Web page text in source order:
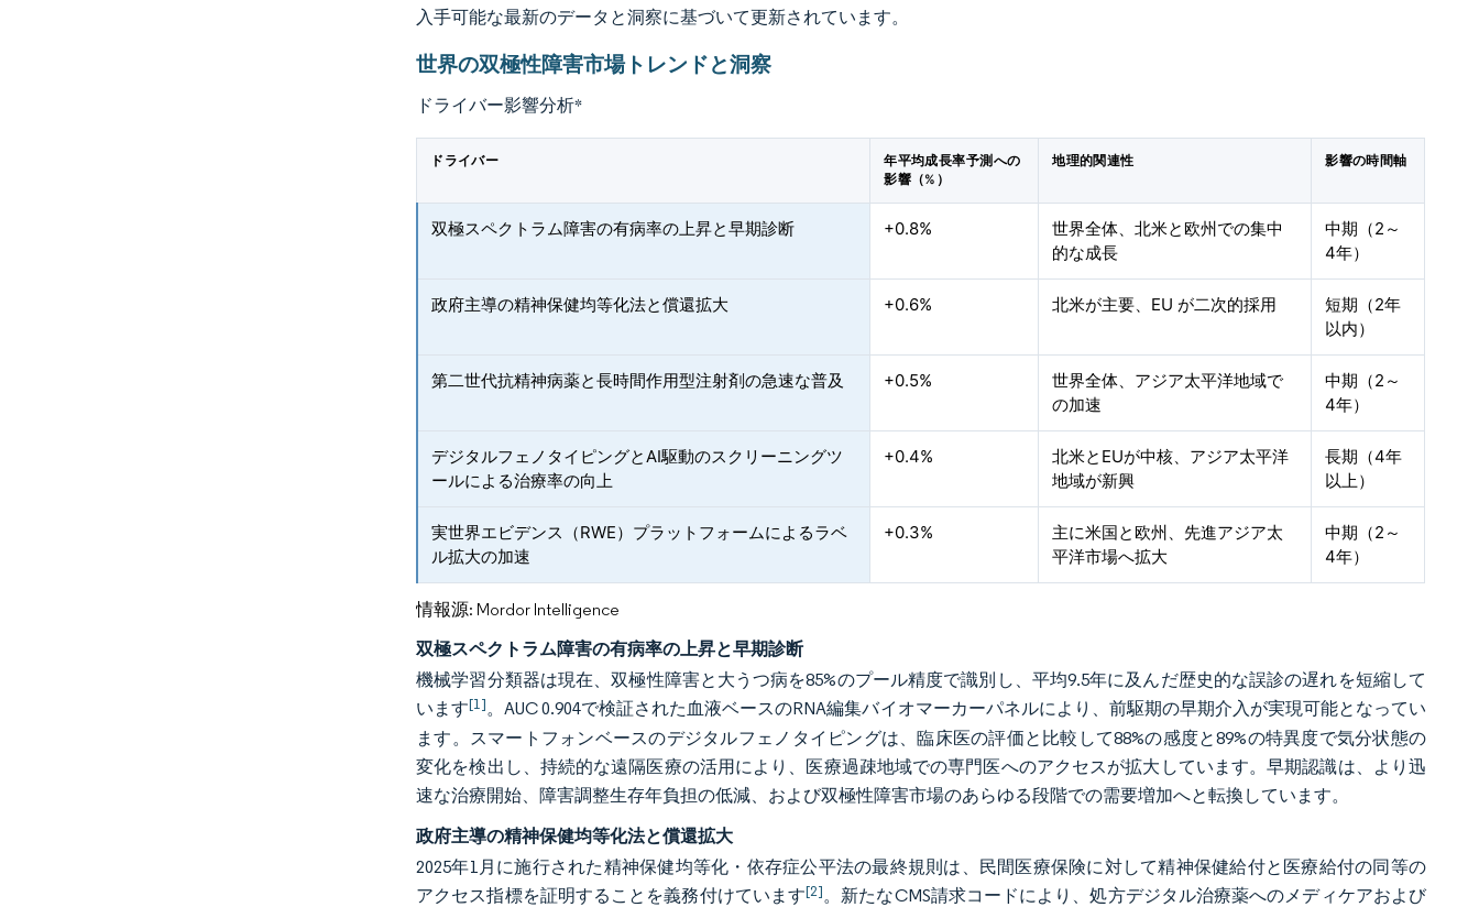
入手可能な最新のデータと洞察に基づいて更新されています。
世界の双極性障害市場トレンドと洞察
ドライバー影響分析*
ドライバー
年平均成長率予測への
影響（%）
地理的関連性 影響の時間軸
双極スペクトラム障害の有病率の上昇と早期診断 +0.8%
世界全体、北米と欧州での集中
的な成長
中期（2～
4年）
政府主導の精神保健均等化法と償還拡大 +0.6% 北米が主要、EU が二次的採用
短期（2年
以内）
第二世代抗精神病薬と長時間作用型注射剤の急速な普及 +0.5%
世界全体、アジア太平洋地域で
の加速
中期（2～
4年）
デジタルフェノタイピングとAI駆動のスクリーニングツ
ールによる治療率の向上
+0.4%
北米とEUが中核、アジア太平洋
地域が新興
長期（4年
以上）
実世界エビデンス（RWE）プラットフォームによるラベ
ル拡大の加速
+0.3%
主に米国と欧州、先進アジア太
平洋市場へ拡大
中期（2～
4年）
情報源: Mordor Intelligence
双極スペクトラム障害の有病率の上昇と早期診断
機械学習分類器は現在、双極性障害と大うつ病を85%のプール精度で識別し、平均9.5年に及んだ歴史的な誤診の遅れを短縮して
います[1]。AUC 0.904で検証された血液ベースのRNA編集バイオマーカーパネルにより、前駆期の早期介入が実現可能となってい
ます。スマートフォンベースのデジタルフェノタイピングは、臨床医の評価と比較して88%の感度と89%の特異度で気分状態の
変化を検出し、持続的な遠隔医療の活用により、医療過疎地域での専門医へのアクセスが拡大しています。早期認識は、より迅
速な治療開始、障害調整生存年負担の低減、および双極性障害市場のあらゆる段階での需要増加へと転換しています。
政府主導の精神保健均等化法と償還拡大
2025年1月に施行された精神保健均等化・依存症公平法の最終規則は、民間医療保険に対して精神保健給付と医療給付の同等の
アクセス指標を証明することを義務付けています[2]。新たなCMS請求コードにより、処方デジタル治療薬へのメディケアおよび